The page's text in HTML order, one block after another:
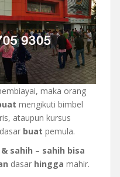
maka orang
mengikuti bimbel
ataupun kursus
dasar buat pemula.
& sahih – sahih bisa
dasar hingga mahir.